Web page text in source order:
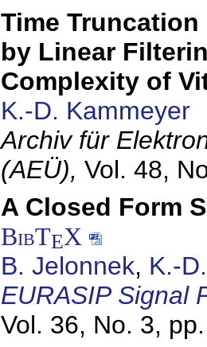
Time
by Linear
Complexity of
K.-D. Kammeyer
Archiv für
(AEÜ), Vol. 48,
A Closed Form
BibTEX
B. Jelonnek, K.-
EURASIP Signal
Vol. 36, No. 3,